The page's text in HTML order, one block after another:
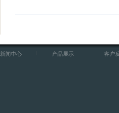
新闻中心 产品展示 客户